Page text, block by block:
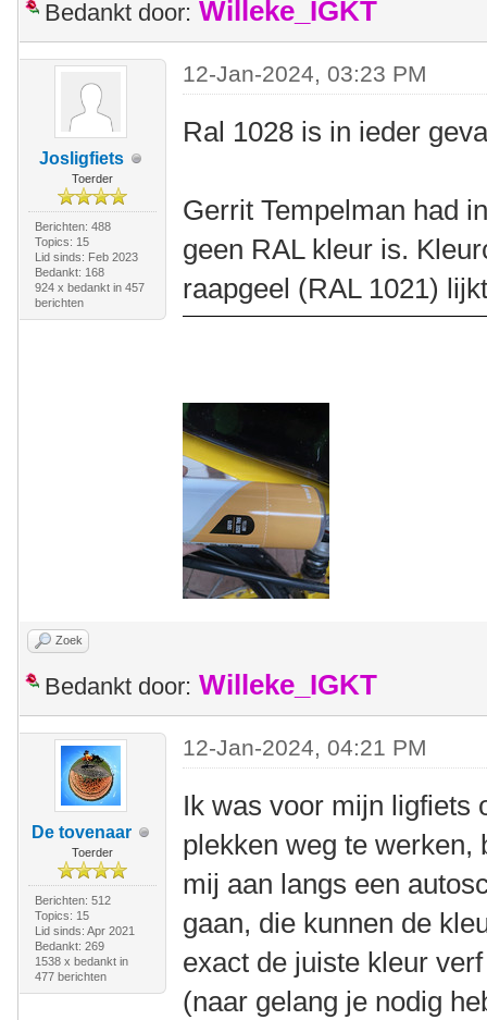
Bedankt door: Willeke_IGKT
Josligfiets
Toerder
Berichten: 488
Topics: 15
Lid sinds: Feb 2023
Bedankt: 168
924 x bedankt in 457
berichten
12-Jan-2024, 03:23 PM
Ral 1028 is in ieder
Gerrit Tempelman had
geen RAL kleur is.
raapgeel (RAL 1021)
Zoek
Bedankt door: Willeke_IGKT
De tovenaar
Toerder
Berichten: 512
Topics: 15
Lid sinds: Apr 2021
Bedankt: 269
1538 x bedankt in
477 berichten
12-Jan-2024, 04:21 PM
Ik was voor mijn ligfiets
plekken weg te werken,
mij aan langs een
gaan, die kunnen de
exact de juiste kleur
(naar gelang je nodig